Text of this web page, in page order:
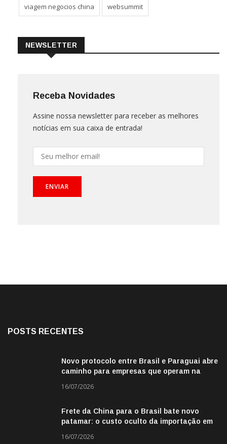
viagem negocios china websummit
NEWSLETTER
Receba Novidades
Assine nossa newsletter para receber as melhores
notícias em sua caixa de entrada!
POSTS RECENTES
Novo protocolo entre Brasil e Paraguai abre
caminho para empresas que operam na
16/07/2026
Frete da China para o Brasil bate novo
patamar: o custo oculto da importação em
16/07/2026